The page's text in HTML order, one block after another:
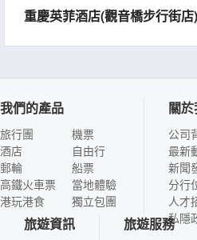
重慶英菲酒店(觀音橋步行街
我們的產品
旅行團
酒店
郵輪
高鐵火車票
港玩港食
機票
自由行
船票
當地體驗
獨立包團
關
公司
最新
新聞
分行
人才
私隱
旅遊資訊 旅遊服務